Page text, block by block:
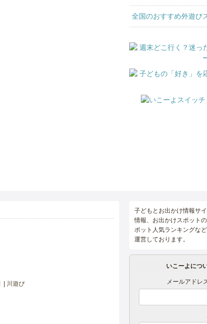
全国のおすすめ外遊び
川遊び
子どもとお出かけ情報サ
情報、お出かけスポット
ポット人気ランキングな
運営しております。
いこーよにつ
メールアドレ